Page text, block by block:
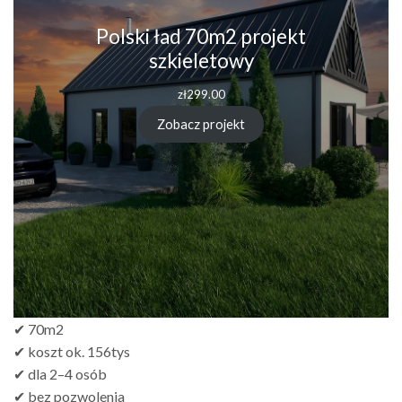
Polski ład 70m2 projekt
szkieletowy
zł299.00
Zobacz projekt
✔ 70m2
✔ koszt ok. 156tys
✔ dla 2–4 osób
✔ bez pozwolenia